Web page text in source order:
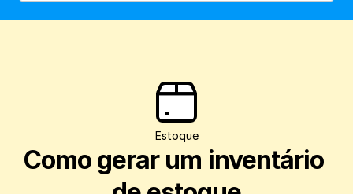
Estoque
Como gerar um inventário